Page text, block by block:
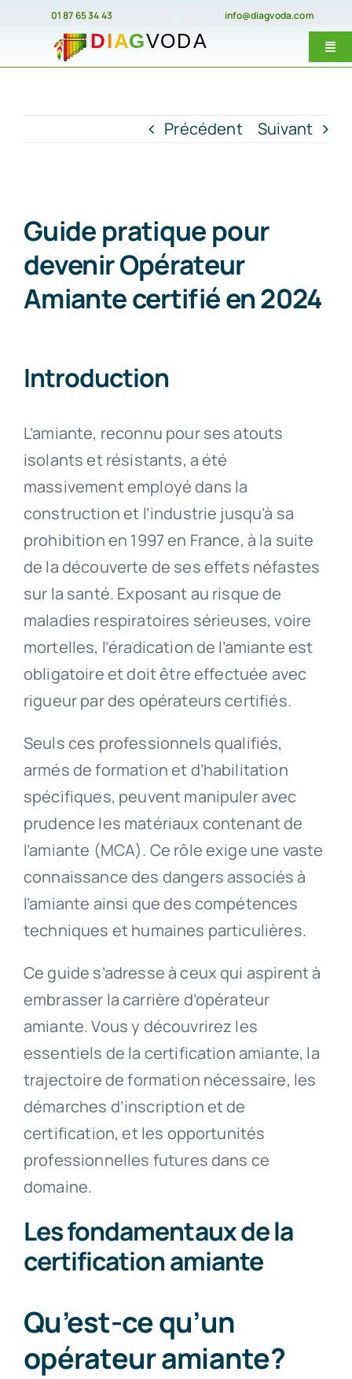
contenu
E-
01 87 65 34 43 info@diagvoda.com
Précédent Suivant
Guide pratique pour
devenir Opérateur
Amiante certifié en 2024
Introduction
L’amiante, reconnu pour ses atouts
isolants et résistants, a été
massivement employé dans la
construction et l’industrie jusqu’à sa
prohibition en 1997 en France, à la suite
de la découverte de ses effets néfastes
sur la santé. Exposant au risque de
maladies respiratoires sérieuses, voire
mortelles, l’éradication de l’amiante est
obligatoire et doit être effectuée avec
rigueur par des opérateurs certifiés.
Seuls ces professionnels qualifiés,
armés de formation et d’habilitation
spécifiques, peuvent manipuler avec
prudence les matériaux contenant de
l’amiante (MCA). Ce rôle exige une vaste
connaissance des dangers associés à
l’amiante ainsi que des compétences
techniques et humaines particulières.
Ce guide s’adresse à ceux qui aspirent à
embrasser la carrière d’opérateur
amiante. Vous y découvrirez les
essentiels de la certification amiante, la
trajectoire de formation nécessaire, les
démarches d’inscription et de
certification, et les opportunités
professionnelles futures dans ce
domaine.
Les fondamentaux de la
certification amiante
Qu’est-ce qu’un
opérateur amiante?